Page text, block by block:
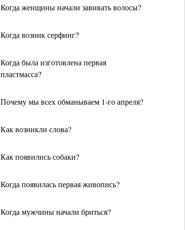
Когда женщины начали завивать волосы?
Когда возник серфинг?
Когда была изготовлена первая
пластмасса?
Почему мы всех обманываем 1-го апреля?
Как возникли слова?
Как появились собаки?
Когда появилась первая живопись?
Когда мужчины начали бриться?